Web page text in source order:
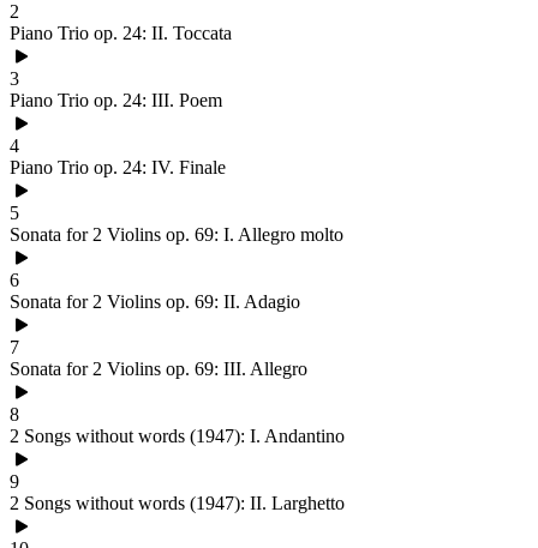
2
Piano Trio op. 24: II. Toccata
3
Piano Trio op. 24: III. Poem
4
Piano Trio op. 24: IV. Finale
5
Sonata for 2 Violins op. 69: I. Allegro molto
6
Sonata for 2 Violins op. 69: II. Adagio
7
Sonata for 2 Violins op. 69: III. Allegro
8
2 Songs without words (1947): I. Andantino
9
2 Songs without words (1947): II. Larghetto